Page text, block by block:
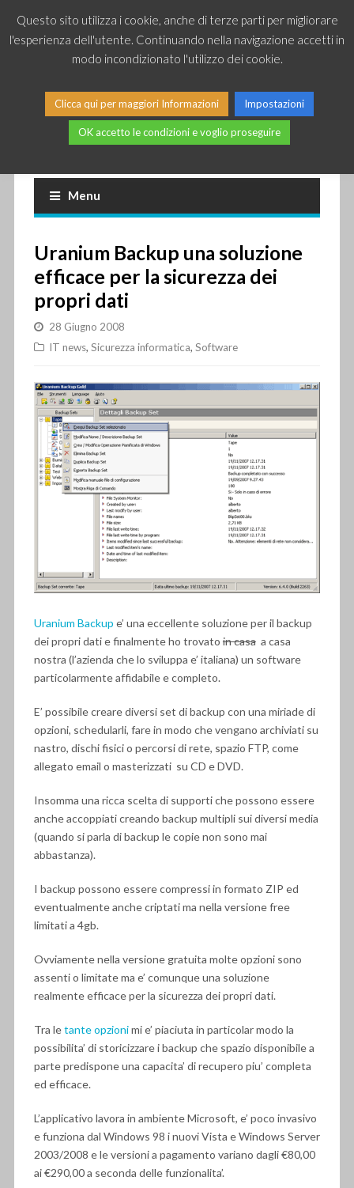
Piccole news dal mondo IT
Menu
Uranium Backup una soluzione
efficace per la sicurezza dei
propri dati
28 Giugno 2008
IT news, Sicurezza informatica, Software
Uranium Backup e’ una eccellente soluzione per il backup
dei propri dati e finalmente ho trovato in casaa casa
nostra (l’azienda che lo sviluppa e’ italiana) un software
particolarmente affidabile e completo.
E’ possibile creare diversi set di backup con una miriade di
opzioni, schedularli, fare in modo che vengano archiviati su
nastro, dischi fisici o percorsi di rete, spazio FTP, come
allegato email o masterizzati su CD e DVD.
Insomma una ricca scelta di supporti che possono essere
anche accoppiati creando backup multipli sui diversi media
(quando si parla di backup le copie non sono mai
abbastanza).
I backup possono essere compressi in formato ZIP ed
eventualmente anche criptati ma nella versione free
limitati a 4gb.
Ovviamente nella versione gratuita molte opzioni sono
assenti o limitate ma e’ comunque una soluzione
realmente efficace per la sicurezza dei propri dati.
Tra letante opzionimi e’ piaciuta in particolar modo la
possibilita’ di storicizzare i backup che spazio disponibile a
parte predispone una capacita’ di recupero piu’ completa
ed efficace.
L’applicativo lavora in ambiente Microsoft, e’ poco invasivo
e funziona dal Windows 98 i nuovi Vista e Windows Server
2003/2008 e le versioni a pagamento variano dagli €80,00
ai €290,00 a seconda delle funzionalita’.
Questo sito utilizza i cookie, anche di terze parti per migliorare
l'esperienza dell'utente. Continuando nella navigazione accetti in
modo incondizionato l'utilizzo dei cookie.
Clicca qui per maggiori Informazioni Impostazioni
OK accetto le condizioni e voglio proseguire